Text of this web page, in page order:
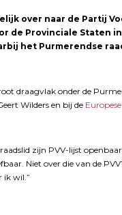
over naar de Partij
de Provinciale Staten in
het Purmerendse
draagvlak onder de
Wilders en bij de
zijn PVV-lijst
Niet over die van de
ik wil.”